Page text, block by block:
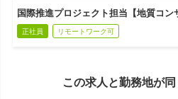
国際推進プロジェクト担当【地質コン
正社員 リモートワーク可
この求人と勤務地が